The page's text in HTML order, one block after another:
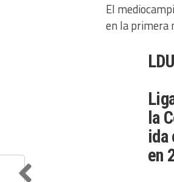
El
en la primera
la
ida
en